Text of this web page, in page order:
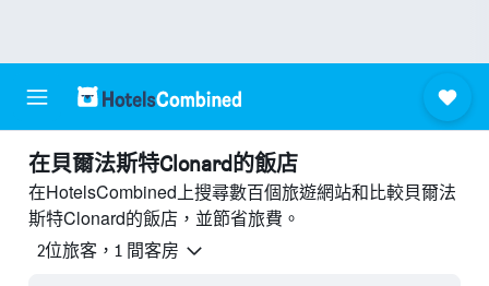
​在貝爾法斯特Clonard​的飯店
在HotelsCombined上搜尋數百個旅遊網站和比較貝爾法
斯特Clonard的飯店，並節省旅費。
2位旅客，1 間客房